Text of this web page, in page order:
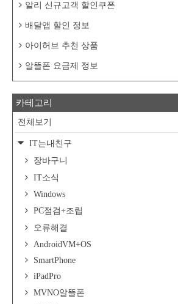
알리 신규고객 할인쿠폰
배달앱 할인 정보
아이허브 추천 상품
알뜰폰 요금제 정보
카테고리
전체보기
IT는내친구
장바구니
IT소식
Windows
PC점검+조립
오류해결
AndroidVM+OS
SmartPhone
iPadPro
MVNO알뜰폰